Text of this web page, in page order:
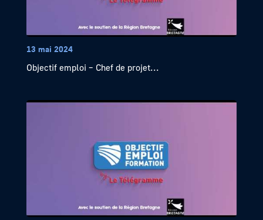
13 mai 2024
Objectif emploi – Chef de projet...